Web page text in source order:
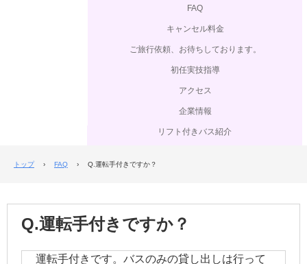
FAQ
キャンセル料金
ご旅行依頼、お待ちしております。
初任実技指導
アクセス
企業情報
リフト付きバス紹介
トップ › FAQ › Q.運転手付きですか？
Q.運転手付きですか？
運転手付きです。バスのみの貸し出しは行って